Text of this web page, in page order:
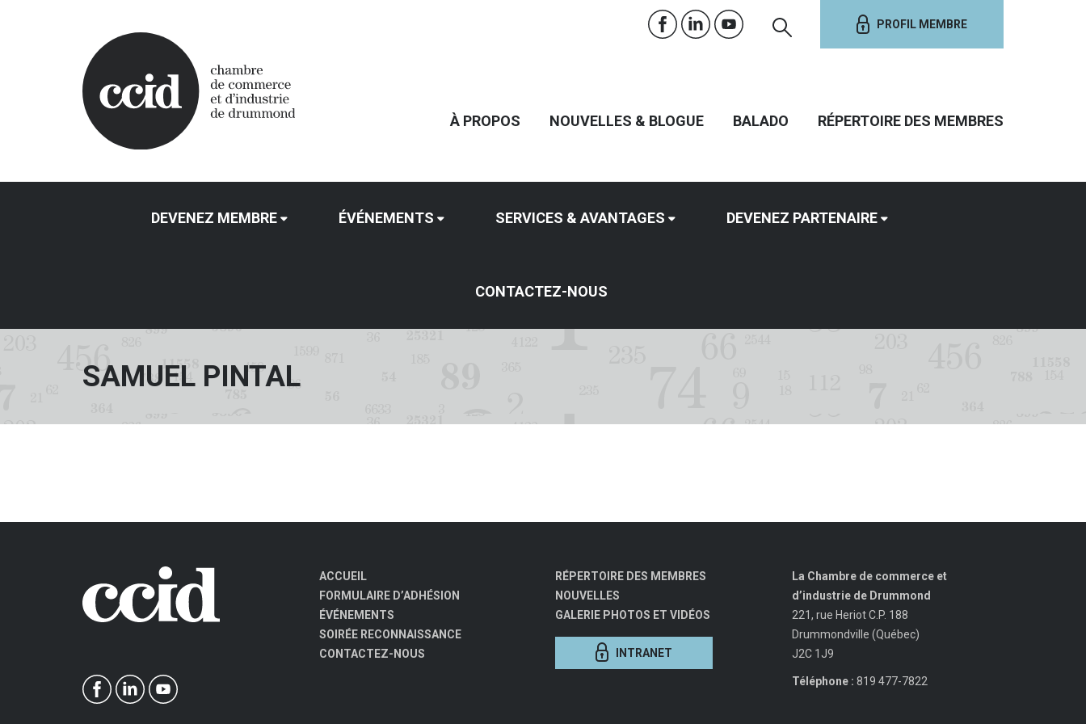
PROFIL MEMBRE
À PROPOS NOUVELLES & BLOGUE BALADO RÉPERTOIRE DES MEMBRES
DEVENEZ MEMBRE ÉVÉNEMENTS SERVICES & AVANTAGES DEVENEZ PARTENAIRE
CONTACTEZ-NOUS
SAMUEL PINTAL
ACCUEIL
FORMULAIRE D’ADHÉSION
ÉVÉNEMENTS
SOIRÉE RECONNAISSANCE
CONTACTEZ-NOUS
RÉPERTOIRE DES MEMBRES
NOUVELLES
GALERIE PHOTOS ET VIDÉOS
INTRANET
La Chambre de commerce et
d’industrie de Drummond
221, rue Heriot C.P. 188
Drummondville (Québec)
J2C 1J9
Téléphone : 819 477-7822